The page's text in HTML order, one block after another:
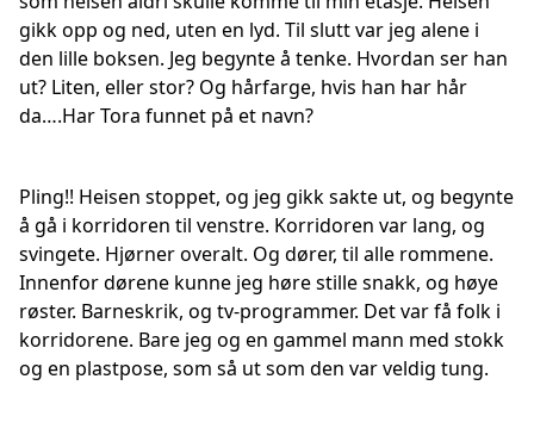
gikk opp og ned, uten en lyd. Til slutt var jeg alene i
den lille boksen. Jeg begynte å tenke. Hvordan ser han
ut? Liten, eller stor? Og hårfarge, hvis han har hår
da….Har Tora funnet på et navn?
Pling!! Heisen stoppet, og jeg gikk sakte ut, og begynte
å gå i korridoren til venstre. Korridoren var lang, og
svingete. Hjørner overalt. Og dører, til alle rommene.
Innenfor dørene kunne jeg høre stille snakk, og høye
røster. Barneskrik, og tv-programmer. Det var få folk i
korridorene. Bare jeg og en gammel mann med stokk
og en plastpose, som så ut som den var veldig tung.